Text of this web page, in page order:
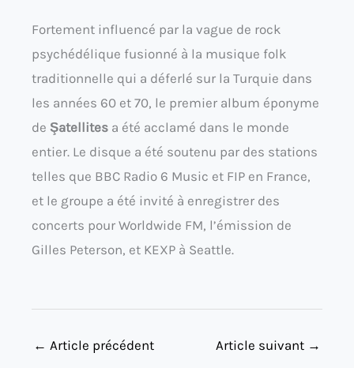
Fortement influencé par la vague de rock
psychédélique fusionné à la musique folk
traditionnelle qui a déferlé sur la Turquie dans
les années 60 et 70, le premier album éponyme
de Şatellites a été acclamé dans le monde
entier. Le disque a été soutenu par des stations
telles que BBC Radio 6 Music et FIP en France,
et le groupe a été invité à enregistrer des
concerts pour Worldwide FM, l’émission de
Gilles Peterson, et KEXP à Seattle.
← Article précédent Article suivant →